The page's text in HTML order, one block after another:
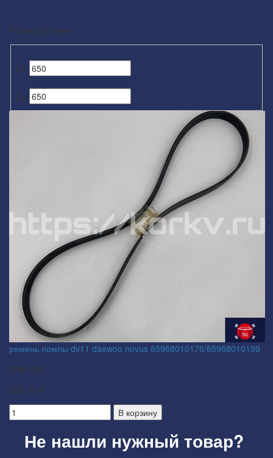
Фильтр по цене
От
До
ремень помпы dv11 daewoo novus 65968010176/65968010199
6PK1200
650.00 ₽
В корзину
Не нашли нужный товар?